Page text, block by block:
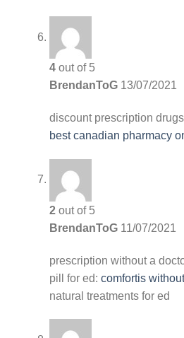
4 out of 5
BrendanToG 13/07/2021
discount prescription drugs
best canadian pharmacy
2 out of 5
BrendanToG 11/07/2021
prescription without a
pill for ed: comfortis
natural treatments for ed